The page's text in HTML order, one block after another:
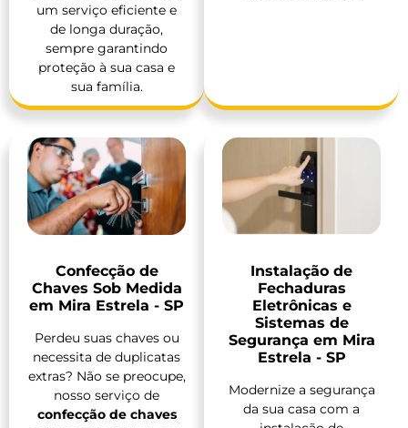
um serviço eficiente e
de longa duração,
sempre garantindo
proteção à sua casa e
sua família.
Confecção de
Chaves Sob Medida
em Mira Estrela - SP
Perdeu suas chaves ou
necessita de duplicatas
extras? Não se preocupe,
nosso serviço de
confecção de chaves
Instalação de
Fechaduras
Eletrônicas e
Sistemas de
Segurança em Mira
Estrela - SP
Modernize a segurança
da sua casa com a